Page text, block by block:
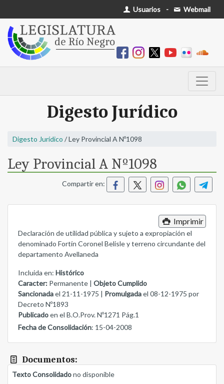
Usuarios - Webmail
Digesto Jurídico
Digesto Jurídico / Ley Provincial A Nº1098
Ley Provincial A Nº1098
Compartir en:
Imprimir
Declaración de utilidad pública y sujeto a expropiación el
denominado Fortín Coronel Belisle y terreno circundante del
departamento Avellaneda
Incluida en: Histórico
Caracter: Permanente | Objeto Cumplido
Sancionadael 21-11-1975 | Promulgadael 08-12-1975 por
Decreto Nº1893
Publicadoen el B.O.Prov. Nº1271 Pág.1
Fecha de Consolidación: 15-04-2008
Documentos:
Texto Consolidadono disponible